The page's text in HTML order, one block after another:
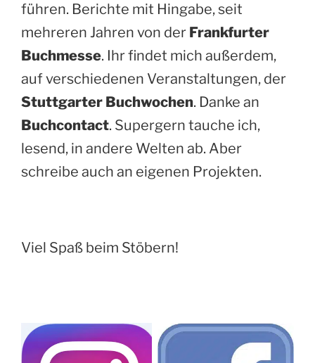
führen. Berichte mit Hingabe, seit
mehreren Jahren von der Frankfurter
Buchmesse. Ihr findet mich außerdem,
auf verschiedenen Veranstaltungen, der
Stuttgarter Buchwochen. Danke an
Buchcontact. Supergern tauche ich,
lesend, in andere Welten ab. Aber
schreibe auch an eigenen Projekten.
Viel Spaß beim Stöbern!